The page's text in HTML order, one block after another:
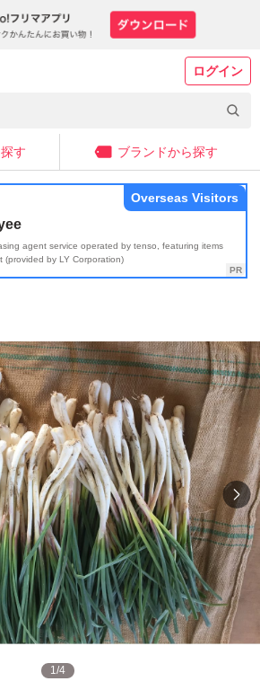
ログイン
す ブランドから探す
agent service operated by tenso, featuring items
(provided by LY Corporation)
Overseas Visitors
1/4